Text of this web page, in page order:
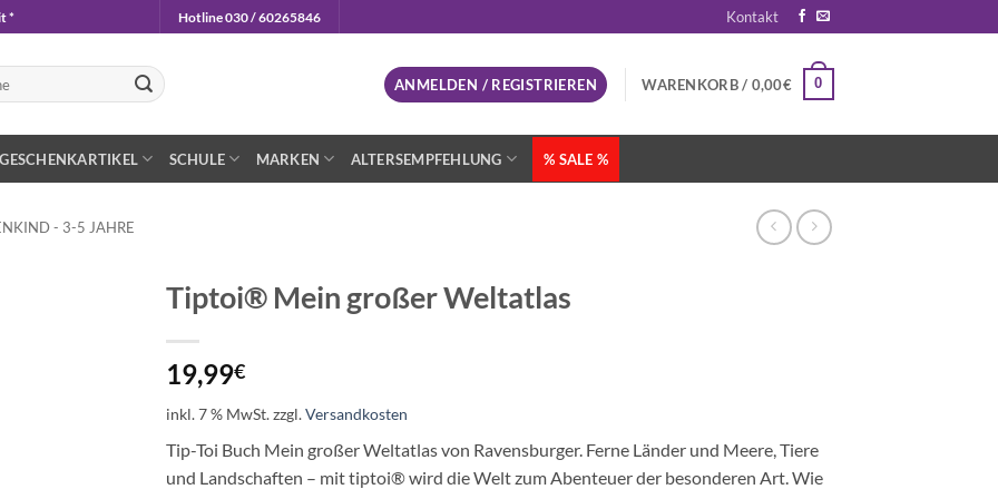
* Hotline 030 / 60265846 Kontakt
ANMELDEN / REGISTRIEREN WARENKORB / 0,00€ 0
GESCHENKARTIKEL SCHULE MARKEN ALTERSEMPFEHLUNG % SALE %
- 3-5 JAHRE
Tiptoi® Mein großer Weltatlas
19,99€
inkl. 7 % MwSt.zzgl.Versandkosten
Tip-Toi Buch Mein großer Weltatlas von Ravensburger. Ferne Länder und Meere, Tiere
und Landschaften – mit tiptoi® wird die Welt zum Abenteuer der besonderen Art. Wie